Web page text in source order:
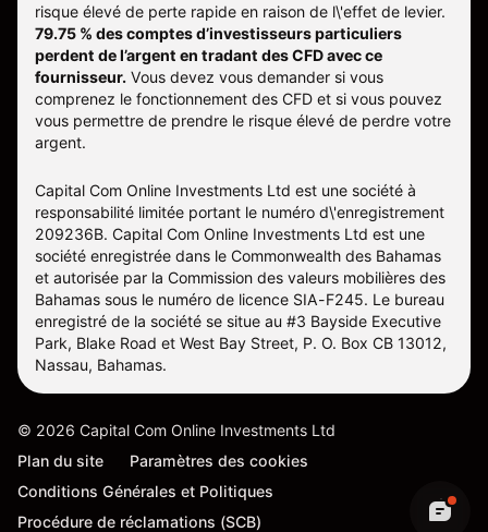
risque élevé de perte rapide en raison de l\'effet de levier.
79.75 % des comptes d’investisseurs particuliers
perdent de l’argent en tradant des CFD avec ce
fournisseur. Vous devez vous demander si vous
comprenez le fonctionnement des CFD et si vous pouvez
vous permettre de prendre le risque élevé de perdre votre
argent.
Capital Com Online Investments Ltd est une société à
responsabilité limitée portant le numéro d\'enregistrement
209236B. Capital Com Online Investments Ltd est une
société enregistrée dans le Commonwealth des Bahamas
et autorisée par la Commission des valeurs mobilières des
Bahamas sous le numéro de licence SIA-F245. Le bureau
enregistré de la société se situe au #3 Bayside Executive
Park, Blake Road et West Bay Street, P. O. Box CB 13012,
Nassau, Bahamas.
© 2026 Capital Com Online Investments Ltd
Plan du site
Paramètres des cookies
Conditions Générales et Politiques
Procédure de réclamations (SCB)